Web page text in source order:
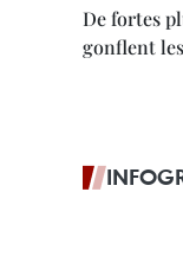
De fortes
gonflent